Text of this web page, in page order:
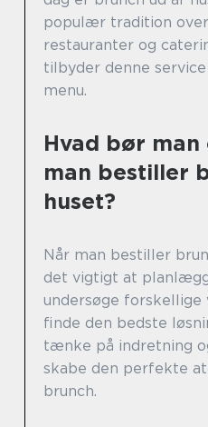
populær tradition
restauranter og
tilbyder denne
menu.
Hvad bør man
man bestiller
huset?
Når man bestiller
det vigtigt at
undersøge
finde den bedste
tænke på indretning
skabe den perfekte
brunch.